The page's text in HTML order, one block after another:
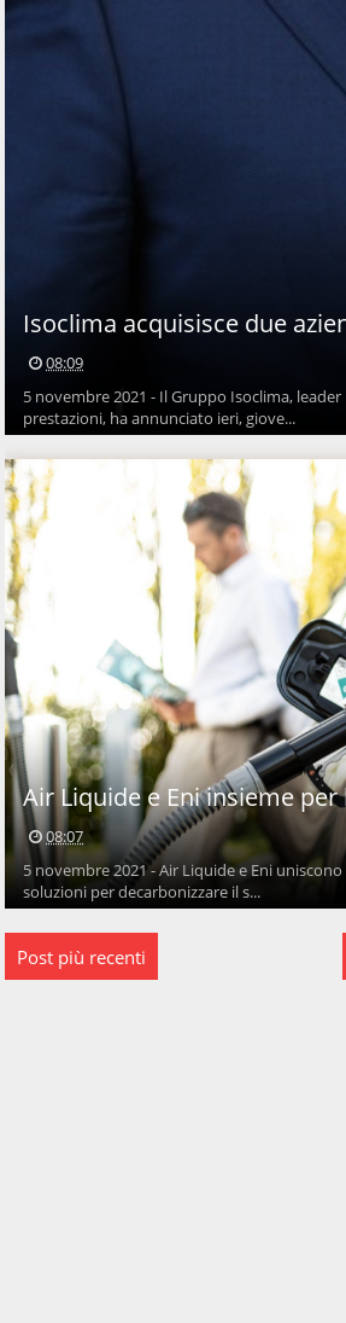
Isoclima acquisisce due
08:09
5 novembre 2021 - Il Gruppo Isoclima,
prestazioni, ha annunciato ieri, giove...
Air Liquide e Eni insieme
08:07
5 novembre 2021 - Air Liquide e Eni
soluzioni per decarbonizzare il s...
Post più recenti